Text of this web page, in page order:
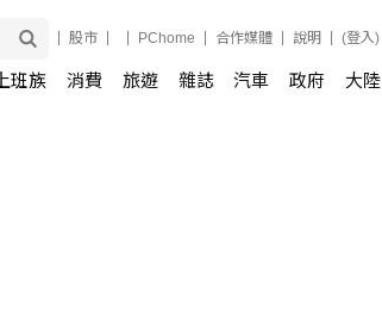
股市 PChome 合作媒體 說明 (登入)
上班族 消費 旅遊 雜誌 汽車 政府 大陸